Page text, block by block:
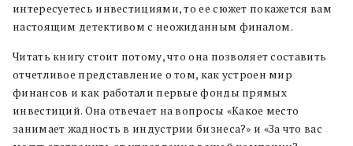
интересуетесь инвестициями, то ее сюжет покажется вам
настоящим детективом с неожиданным финалом.
Читать книгу стоит потому, что она позволяет составить
отчетливое представление о том, как устроен мир
финансов и как работали первые фонды прямых
инвестиций. Она отвечает на вопросы «Какое место
занимает жадность в индустрии бизнеса?» и «За что вас